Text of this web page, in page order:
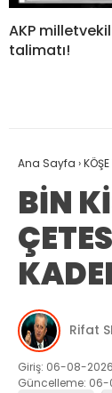
AKP
talimatı!
Ana Sayfa ›
BİN
Rifat
Giriş: 06-08-
Güncelleme: 06-